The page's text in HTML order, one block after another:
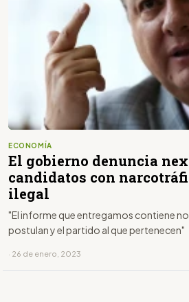
ECONOMÍA
El gobierno denuncia
candidatos con
ilegal
"El informe que entregamos contiene
postulan y el partido al que pertenecen"
· 26 de enero, 2023